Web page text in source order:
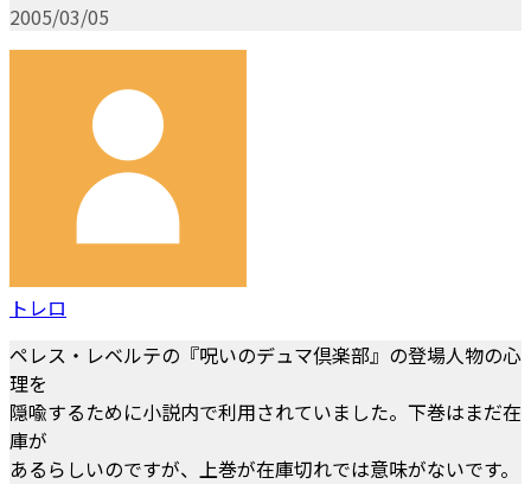
2005/03/05
トレロ
ペレス・レベルテの『呪いのデュマ倶楽部』の登場人物の心
理を
隠喩するために小説内で利用されていました。下巻はまだ在
庫が
あるらしいのですが、上巻が在庫切れでは意味がないです。